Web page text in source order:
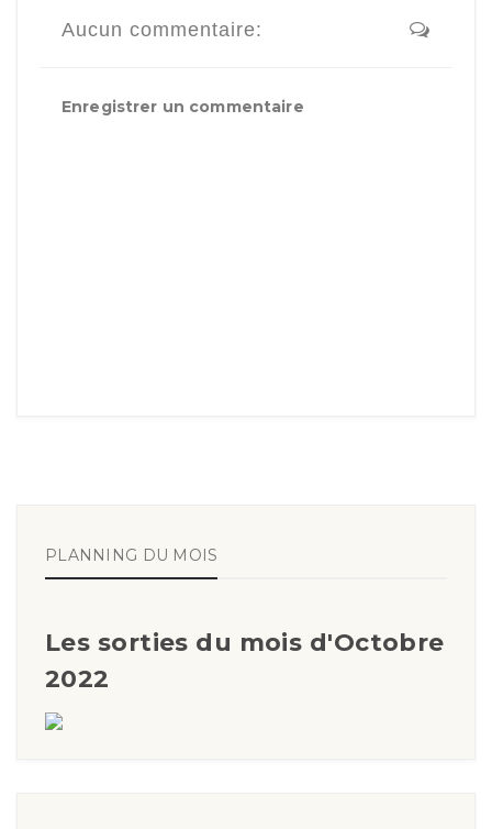
Aucun commentaire:
Enregistrer un commentaire
PLANNING DU MOIS
Les sorties du mois d'Octobre
2022